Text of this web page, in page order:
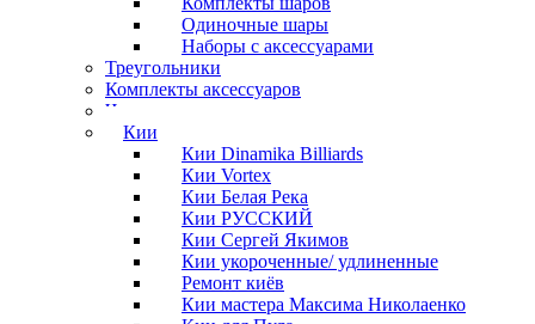
Одиночные шары
Наборы с аксессуарами
Треугольники
Комплекты аксессуаров
Часы
Кии
Кии Dinamika Billiards
Кии Vortex
Кии Белая Река
Кии РУССКИЙ
Кии Сергей Якимов
Кии укороченные/ удлиненные
Ремонт киёв
Кии мастера Максима Николаенко